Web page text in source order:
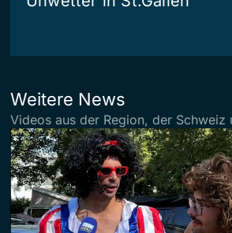
Weitere News
Videos aus der Region, der Schweiz